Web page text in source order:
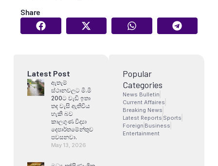
Share
Latest Post
ඇතැම්
ස්ථානවලට මි.මි
200ට වැඩි ඉතා
තද වැසි ඇතිවිය
හැකි බව
කාලගුණ විද්‍යා
දෙපාර්තමේන්තුව
පවසනවා.
May 13, 2026
Popular
Categories
News Bulletin
Current Affaires
Breaking News
Latest Reports Sports
Foreign Business
Entertainment